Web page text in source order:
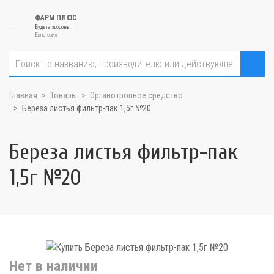
ФАРМ ПЛЮС
Будьте здоровы!
Евпатория
Главная Товары
Органотропное средство
Береза листья фильтр-пак 1,5г №20
Береза листья фильтр-пак
1,5г №20
Нет в наличии